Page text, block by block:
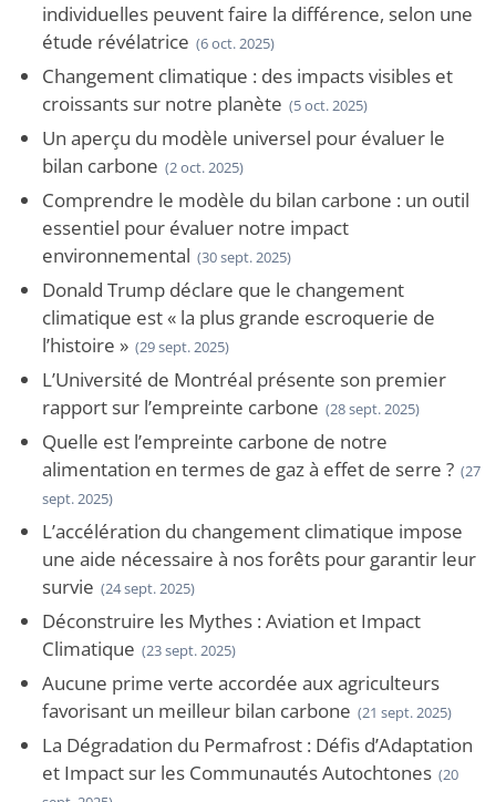
individuelles peuvent faire la différence, selon une
étude révélatrice (6 oct. 2025)
Changement climatique : des impacts visibles et
croissants sur notre planète (5 oct. 2025)
Un aperçu du modèle universel pour évaluer le
bilan carbone (2 oct. 2025)
Comprendre le modèle du bilan carbone : un outil
essentiel pour évaluer notre impact
environnemental (30 sept. 2025)
Donald Trump déclare que le changement
climatique est « la plus grande escroquerie de
l’histoire » (29 sept. 2025)
L’Université de Montréal présente son premier
rapport sur l’empreinte carbone (28 sept. 2025)
Quelle est l’empreinte carbone de notre
alimentation en termes de gaz à effet de serre ? (27
sept. 2025)
L’accélération du changement climatique impose
une aide nécessaire à nos forêts pour garantir leur
survie (24 sept. 2025)
Déconstruire les Mythes : Aviation et Impact
Climatique (23 sept. 2025)
Aucune prime verte accordée aux agriculteurs
favorisant un meilleur bilan carbone (21 sept. 2025)
La Dégradation du Permafrost : Défis d’Adaptation
et Impact sur les Communautés Autochtones (20